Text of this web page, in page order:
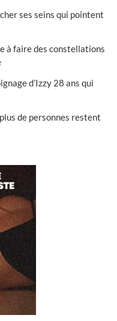
ses seins qui pointent
à faire des constellations
d’Izzy 28 ans qui
de personnes restent